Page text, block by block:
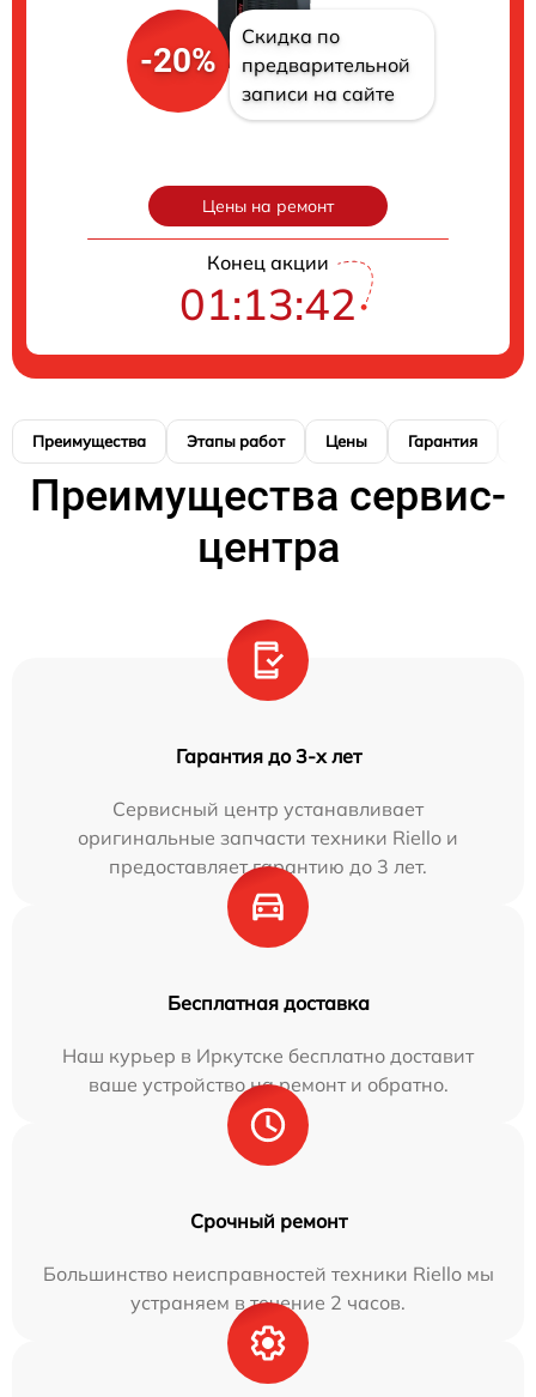
-20%
Скидка по
предварительной
записи на сайте
Цены на ремонт
Конец акции
01:13:41
Преимущества Этапы работ Цены Гарантия
Преимущества сервис-
центра
Гарантия до 3-х лет
Сервисный центр устанавливает
оригинальные запчасти техники Riello и
предоставляет гарантию до 3 лет.
Бесплатная доставка
Наш курьер в Иркутске бесплатно доставит
ваше устройство на ремонт и обратно.
Срочный ремонт
Большинство неисправностей техники Riello мы
устраняем в течение 2 часов.